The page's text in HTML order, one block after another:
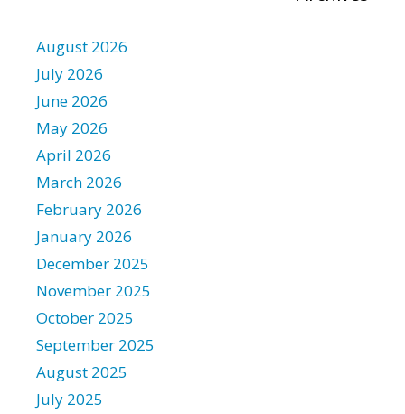
r
:
August 2026
July 2026
June 2026
May 2026
April 2026
March 2026
February 2026
January 2026
December 2025
November 2025
October 2025
September 2025
August 2025
July 2025